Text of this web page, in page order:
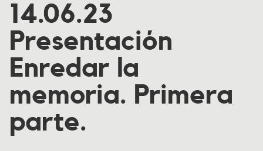
14.06.23
Presentación
Enredar la
memoria. Primera
parte.